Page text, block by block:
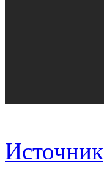
Источник